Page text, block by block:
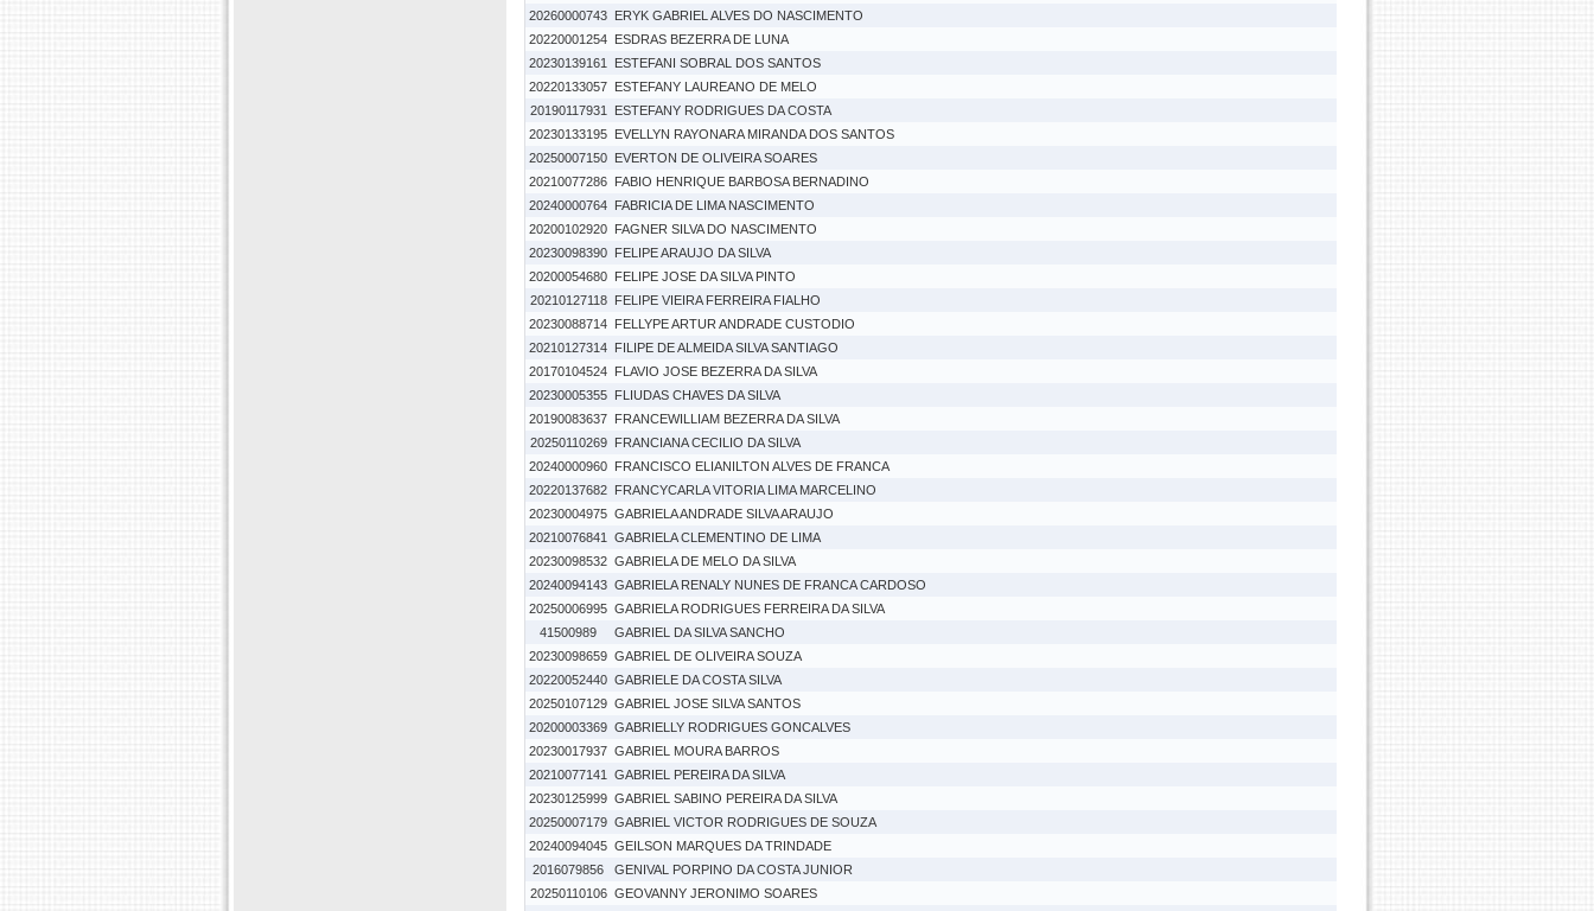
20260000743 ERYK GABRIEL ALVES DO NASCIMENTO
20220001254 ESDRAS BEZERRA DE LUNA
20230139161
ESTEFANI SOBRAL DOS SANTOS
20220133057 ESTEFANY LAUREANO DE MELO
20190117931
ESTEFANY RODRIGUES DA COSTA
20230133195 EVELLYN RAYONARA MIRANDA DOS SANTOS
20250007150 EVERTON DE OLIVEIRA SOARES
20210077286 FABIO HENRIQUE BARBOSA BERNADINO
20240000764 FABRICIA DE LIMA NASCIMENTO
20200102920 FAGNER SILVA DO NASCIMENTO
20230098390 FELIPE ARAUJO DA SILVA
20200054680 FELIPE JOSE DA SILVA PINTO
20210127118
FELIPE VIEIRA FERREIRA FIALHO
20230088714 FELLYPE ARTUR ANDRADE CUSTODIO
20210127314 FILIPE DE ALMEIDA SILVA SANTIAGO
20170104524 FLAVIO JOSE BEZERRA DA SILVA
20230005355 FLIUDAS CHAVES DA SILVA
20190083637 FRANCEWILLIAM BEZERRA DA SILVA
20250110269
FRANCIANA CECILIO DA SILVA
20240000960 FRANCISCO ELIANILTON ALVES DE FRANCA
20220137682 FRANCYCARLA VITORIA LIMA MARCELINO
20230004975 GABRIELA ANDRADE SILVA ARAUJO
20210076841
GABRIELA CLEMENTINO DE LIMA
20230098532 GABRIELA DE MELO DA SILVA
20240094143 GABRIELA RENALY NUNES DE FRANCA CARDOSO
20250006995 GABRIELA RODRIGUES FERREIRA DA SILVA
41500989
GABRIEL DA SILVA SANCHO
20230098659 GABRIEL DE OLIVEIRA SOUZA
20220052440 GABRIELE DA COSTA SILVA
20250107129 GABRIEL JOSE SILVA SANTOS
20200003369 GABRIELLY RODRIGUES GONCALVES
20230017937 GABRIEL MOURA BARROS
20210077141
GABRIEL PEREIRA DA SILVA
20230125999 GABRIEL SABINO PEREIRA DA SILVA
20250007179 GABRIEL VICTOR RODRIGUES DE SOUZA
20240094045 GEILSON MARQUES DA TRINDADE
2016079856
GENIVAL PORPINO DA COSTA JUNIOR
20250110106 GEOVANNY JERONIMO SOARES